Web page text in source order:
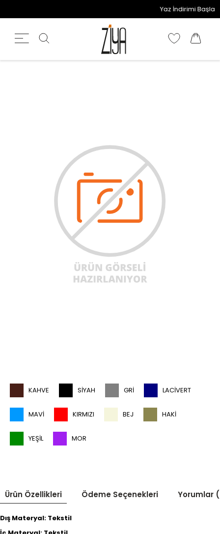
Yaz İndirimi
KAHVE SIYAH GRI LACIVERT
MAVI KIRMIZI BEJ HAKI
YEŞIL MOR
Ürün Özellikleri Ödeme Seçenekleri Yorumlar
Dış Materyal: Tekstil